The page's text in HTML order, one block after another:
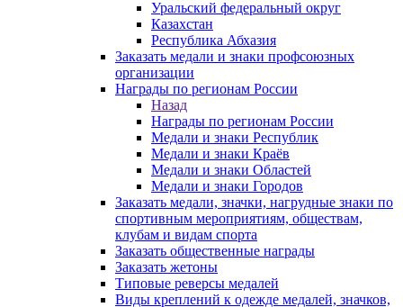
Уральский федеральный округ
Казахстан
Республика Абхазия
Заказать медали и знаки профсоюзных
организации
Награды по регионам России
Назад
Награды по регионам России
Медали и знаки Республик
Медали и знаки Краёв
Медали и знаки Областей
Медали и знаки Городов
Заказать медали, значки, нагрудные знаки по
спортивным мероприятиям, обществам,
клубам и видам спорта
Заказать общественные награды
Заказать жетоны
Типовые реверсы медалей
Виды креплений к одежде медалей, значков,